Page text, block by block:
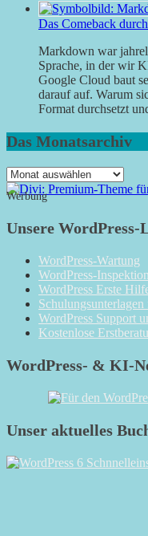
Das Comeback
Markdown war
Sprache, in der wir
Google Cloud baut
darauf auf. Warum
Format durchsetzt
Das Monatsarchiv
Das
Monatsarchiv
Werbung
Unsere WordPress-
WordPress-Wartung
WordPress-Inspektion
WordPress Erste
WordPress Support
Kostenlose
WordPress- & KI-
Unser aktuelles